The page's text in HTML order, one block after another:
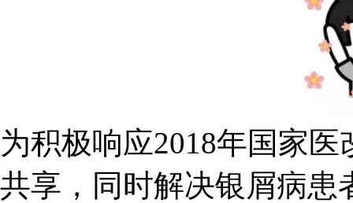
为积极响应2018年国家
共享，同时解决银屑病患